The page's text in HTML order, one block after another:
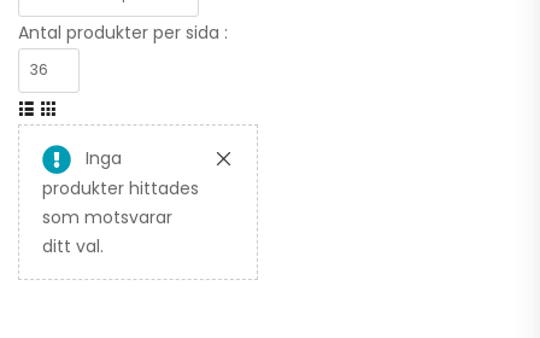
3.000 kr
Antal produkter per sida :
Inga
produkter hittades
som motsvarar
ditt val.